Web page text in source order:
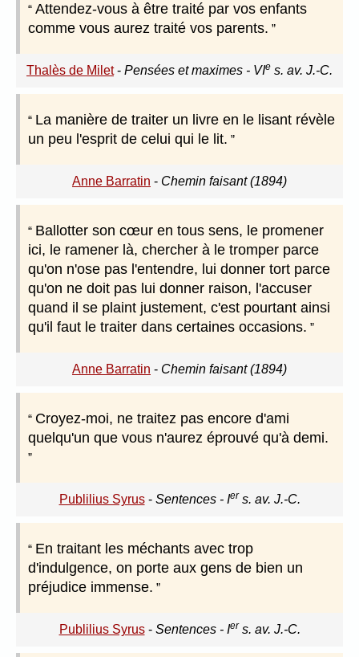
Attendez-vous à être traité par vos enfants
comme vous aurez traité vos parents.
Thalès de Milet- Pensées et maximes - VIe s. av. J.-C.
La manière de traiter un livre en le lisant révèle
un peu l'esprit de celui qui le lit.
Anne Barratin - Chemin faisant (1894)
Ballotter son cœur en tous sens, le promener
ici, le ramener là, chercher à le tromper parce
qu'on n'ose pas l'entendre, lui donner tort parce
qu'on ne doit pas lui donner raison, l'accuser
quand il se plaint justement, c'est pourtant ainsi
qu'il faut le traiter dans certaines occasions.
Anne Barratin - Chemin faisant (1894)
Croyez-moi, ne traitez pas encore d'ami
quelqu'un que vous n'aurez éprouvé qu'à demi.
Publilius Syrus- Sentences - Ier s. av. J.-C.
En traitant les méchants avec trop
d'indulgence, on porte aux gens de bien un
préjudice immense.
Publilius Syrus- Sentences - Ier s. av. J.-C.